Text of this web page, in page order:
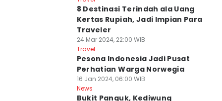
8 Destinasi Terindah ala Uang
Kertas Rupiah, Jadi Impian Para
Traveler
24 Mar 2024, 22:00 WIB
Travel
Pesona Indonesia Jadi Pusat
Perhatian Warga Norwegia
16 Jan 2024, 06:00 WIB
News
Bukit Panguk, Kediwung